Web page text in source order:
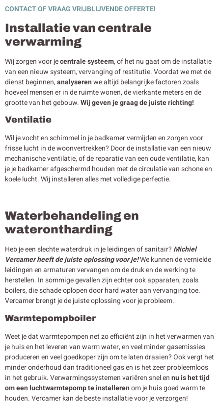
CONTACT OF VRAAG VRIJBLIJVENDE OFFERTE!
Installatie van centrale
verwarming
Wij zorgen voor jecentrale systeem, of het nu gaat om de installatie
van een nieuw systeem, vervanging of restitutie. Voordat we met de
dienst beginnen,analyserenwe altijd belangrijke factoren zoals
hoeveel mensen er in de ruimte wonen, de vierkante meters en de
grootte van het gebouw.Wij geven je graag de juiste richting!
Ventilatie
Wil je vocht en schimmel in je badkamer vermijden en zorgen voor
frisse lucht in de woonvertrekken? Door de installatie van een nieuw
mechanische ventilatie, of de reparatie van een oude ventilatie, kan
je je badkamer afgeschermd houden met de circulatie van schone en
koele lucht. Wij installeren alles met volledige perfectie.
Waterbehandeling en
waterontharding
Heb je een slechte waterdruk in je leidingen of sanitair? Michiel
Vercamer heeft de juiste oplossing voor je!We kunnen de vernielde
leidingen en armaturen vervangen om de druk en de werking te
herstellen. In sommige gevallen zijn echter ook apparaten, zoals
boilers, die schade oplopen door hard water aan vervanging toe.
Vercamer brengt je de juiste oplossing voor je probleem.
Warmtepompboiler
Weet je dat warmtepompen net zo efficiënt zijn in het verwarmen van
je huis en het leveren van warm water, en veel minder gasemissies
produceren en veel goedkoper zijn om te laten draaien? Ook vergt het
minder onderhoud dan traditioneel gas en is het zeer probleemloos
in het gebruik. Verwarmingssystemen variëren snel ennu is het tijd
om een luchtwarmtepomp te installerenom je huis goed warm te
houden. Vercamer kan de beste installatie voor je verzorgen!